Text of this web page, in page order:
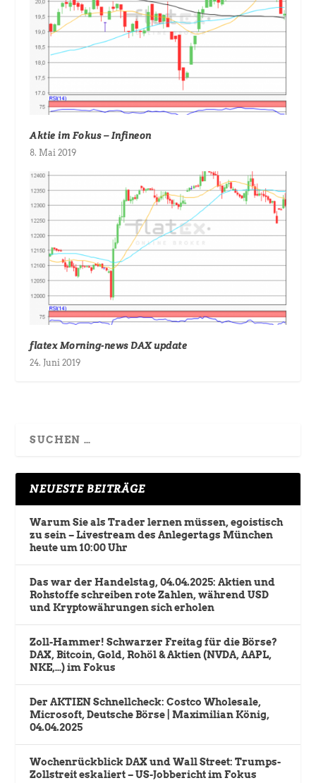
Aktie im Fokus – Infineon
8. Mai 2019
flatex Morning-news DAX update
24. Juni 2019
NEUESTE BEITRÄGE
Warum Sie als Trader lernen müssen, egoistisch
zu sein – Livestream des Anlegertags München
heute um 10:00 Uhr
Das war der Handelstag, 04.04.2025: Aktien und
Rohstoffe schreiben rote Zahlen, während USD
und Kryptowährungen sich erholen
Zoll-Hammer! Schwarzer Freitag für die Börse?
DAX, Bitcoin, Gold, Rohöl & Aktien (NVDA, AAPL,
NKE,…) im Fokus
Der AKTIEN Schnellcheck: Costco Wholesale,
Microsoft, Deutsche Börse | Maximilian König,
04.04.2025
Wochenrückblick DAX und Wall Street: Trumps-
Zollstreit eskaliert – US-Jobbericht im Fokus